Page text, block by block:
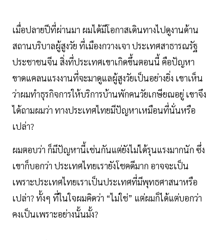
เมื่อปลายปีที่ผ่านมา ผมได้มีโอกาสเดินทางไปดูงานด้าน
สถานบริบาลผู้สูงวัย ที่เมืองกวางเจา ประเทศสาธารณรัฐ
ประชาชนจีน สิ่งที่ประเทศเขาเกิดขึ้นตอนนี้ คือปัญหา
ขาดแคลนแรงงานที่จะมาดูแลผู้สูงวัยเป็นอย่างยิ่ง เขาเห็น
ว่าผมทำธุรกิจการให้บริการบ้านพักคนวัยเกษียณอยู่ เขาจึง
ได้ถามผมว่า ทางประเทศไทยมีปัญหาเหมือนที่นั่นหรือ
เปล่า?
ผมตอบว่า ก็มีปัญหานี้เช่นกันแต่ยังไม่ได้รุนแรงมากนัก ซึ่ง
เขาก็บอกว่า ประเทศไทยเรายังโชคดีมาก อาจจะเป็น
เพราะประเทศไทยเราเป็นประเทศที่มีพุทธศาสนาหรือ
เปล่า? ทั้งๆ ที่ในใจผมคิดว่า “ไม่ใช่” แต่ผมก็ได้แต่บอกว่า
คงเป็นเพราะอย่างนั้นมั้ง?